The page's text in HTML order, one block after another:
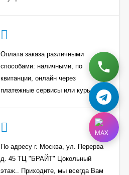
Оплата заказа различными
способами: наличными, по
квитанции, онлайн через
платежные сервисы или курьеру
По адресу г. Москва, ул. Перерва
д. 45 ТЦ "БРАЙТ" Цокольный
этаж.. Приходите, мы всегда Вам
Щиток ящика
морозильной камеры
Атлант 773522412500
700₽
Газ для горелки MAPP
TURBOJET TJ141M
950₽